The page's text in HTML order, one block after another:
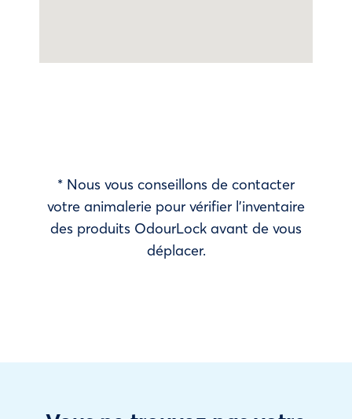
* Nous vous conseillons de contacter
votre animalerie pour vérifier l’inventaire
des produits OdourLock avant de vous
déplacer.